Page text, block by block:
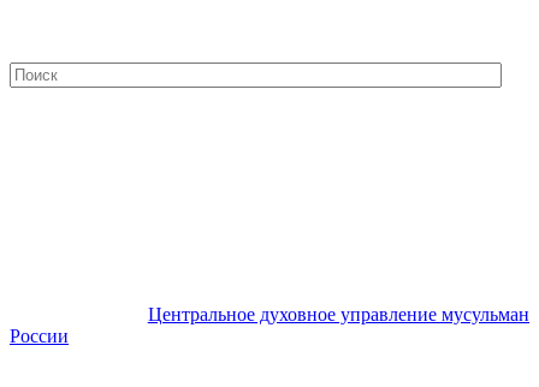
Центральное духовное управление мусульман
России